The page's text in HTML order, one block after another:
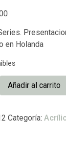
en Holanda
Añadir al carrito
Categoría: